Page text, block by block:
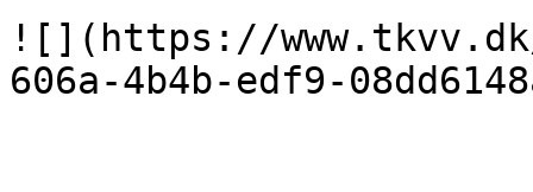
![](https://www.tkvv.dk/